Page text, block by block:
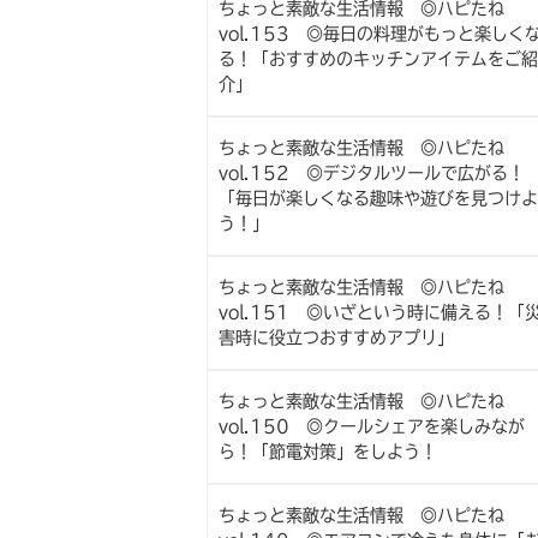
ちょっと素敵な生活情報 ◎ハピたね
vol.153 ◎毎日の料理がもっと楽しく
る！「おすすめのキッチンアイテムをご紹
介」
ちょっと素敵な生活情報 ◎ハピたね
vol.152 ◎デジタルツールで広がる！
「毎日が楽しくなる趣味や遊びを見つけよ
う！」
ちょっと素敵な生活情報 ◎ハピたね
vol.151 ◎いざという時に備える！「
害時に役立つおすすめアプリ」
ちょっと素敵な生活情報 ◎ハピたね
vol.150 ◎クールシェアを楽しみなが
ら！「節電対策」をしよう！
ちょっと素敵な生活情報 ◎ハピたね